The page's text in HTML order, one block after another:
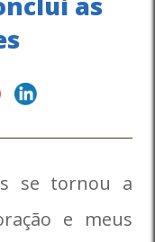
se tornou a
e meus